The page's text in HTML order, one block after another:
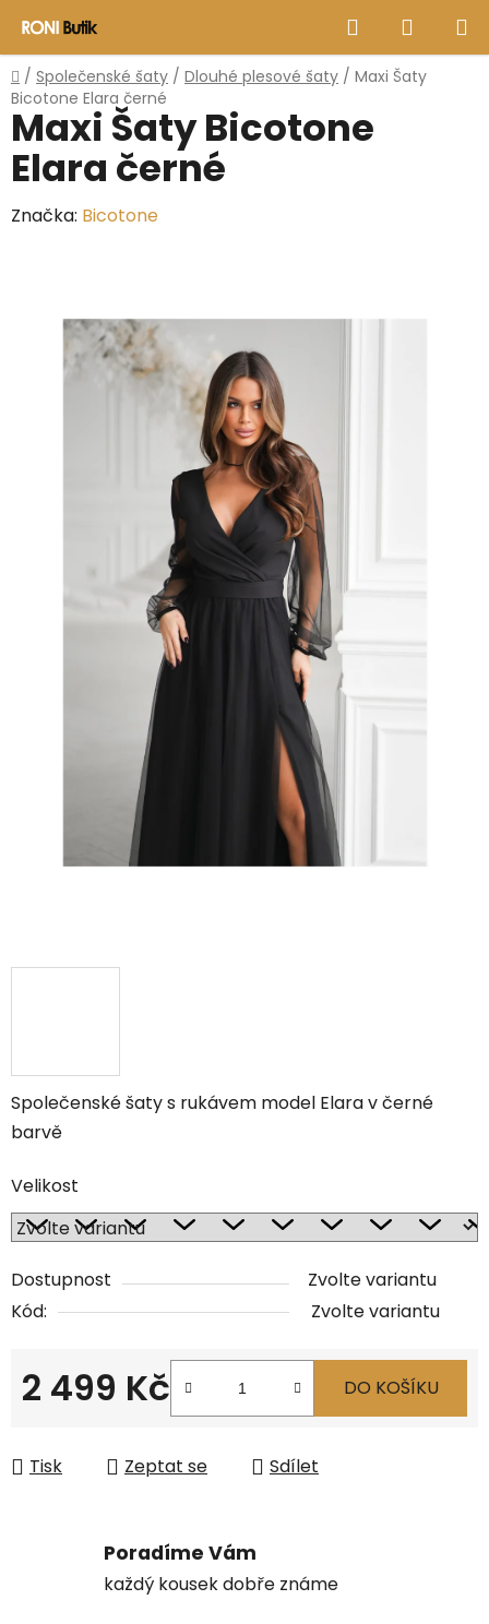
obsah
Hledat
KOŠÍK
Domů
/ Společenské šaty / Dlouhé plesové šaty / Maxi Šaty
Bicotone Elara černé
Společenské šaty s rukávem model Elara v černé
barvě
Velikost
Dostupnost
Zvolte variantu
Kód:
Zvolte variantu
2 499 Kč DO KOŠÍKU
Tisk Zeptat se Sdílet
Maxi Šaty Bicotone
Elara černé
Značka: Bicotone
Poradíme Vám
každý kousek dobře známe